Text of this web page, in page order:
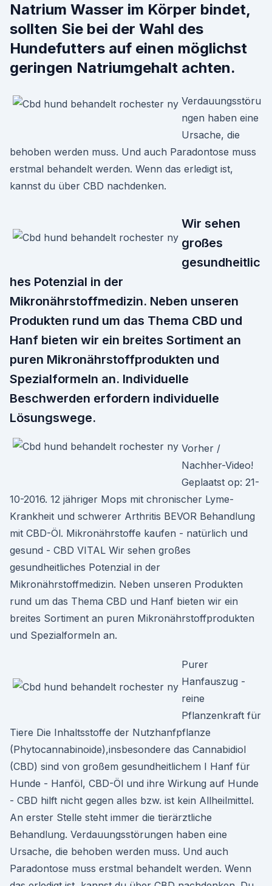
Natrium Wasser im Körper bindet,
sollten Sie bei der Wahl des
Hundefutters auf einen möglichst
geringen Natriumgehalt achten.
Verdauungsstöru
ngen haben eine
Ursache, die
behoben werden muss. Und auch Paradontose muss
erstmal behandelt werden. Wenn das erledigt ist,
kannst du über CBD nachdenken.
Wir sehen
großes
gesundheitlic
hes Potenzial in der
Mikronährstoffmedizin. Neben unseren
Produkten rund um das Thema CBD und
Hanf bieten wir ein breites Sortiment an
puren Mikronährstoffprodukten und
Spezialformeln an. Individuelle
Beschwerden erfordern individuelle
Lösungswege.
Vorher /
Nachher-Video!
Geplaatst op: 21-
10-2016. 12 jähriger Mops mit chronischer Lyme-
Krankheit und schwerer Arthritis BEVOR Behandlung
mit CBD-Öl. Mikronährstoffe kaufen - natürlich und
gesund - CBD VITAL Wir sehen großes
gesundheitliches Potenzial in der
Mikronährstoffmedizin. Neben unseren Produkten
rund um das Thema CBD und Hanf bieten wir ein
breites Sortiment an puren Mikronährstoffprodukten
und Spezialformeln an.
Purer
Hanfauszug -
reine
Pflanzenkraft für
Tiere Die Inhaltsstoffe der Nutzhanfpflanze
(Phytocannabinoide),insbesondere das Cannabidiol
(CBD) sind von großem gesundheitlichem I Hanf für
Hunde - Hanföl, CBD-Öl und ihre Wirkung auf Hunde
- CBD hilft nicht gegen alles bzw. ist kein Allheilmittel.
An erster Stelle steht immer die tierärztliche
Behandlung. Verdauungsstörungen haben eine
Ursache, die behoben werden muss. Und auch
Paradontose muss erstmal behandelt werden. Wenn